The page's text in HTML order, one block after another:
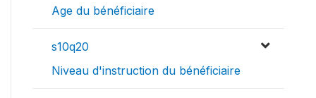
Age du bénéficiaire
s10q20
Niveau d'instruction du bénéficiaire